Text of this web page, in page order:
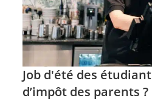
Job d'été des
d’impôt des parents ?